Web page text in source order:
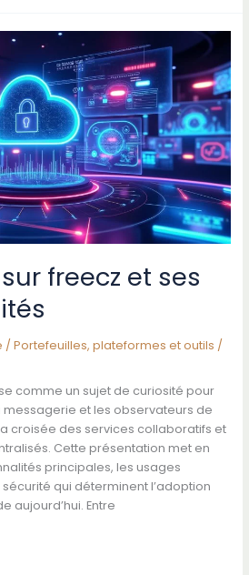
freecz et ses
/ Portefeuilles, plateformes et outils /
comme un sujet de curiosité pour
et les observateurs de
croisée des services collaboratifs et
Cette présentation met en
principales, les usages
qui déterminent l’adoption
aujourd’hui. Entre